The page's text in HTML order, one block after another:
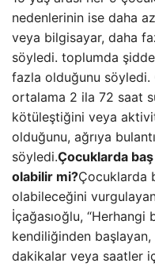
nedenlerinin ise daha
veya bilgisayar, daha
söyledi. toplumda
fazla olduğunu söyledi.
ortalama 2 ila 72 saat
kötüleştiğini veya
olduğunu, ağrıya
söyledi.Çocuklarda
olabilir mi?Çocuklarda
olabileceğini
İçağasıoğlu, “Herhangi
kendiliğinden
dakikalar veya saatler